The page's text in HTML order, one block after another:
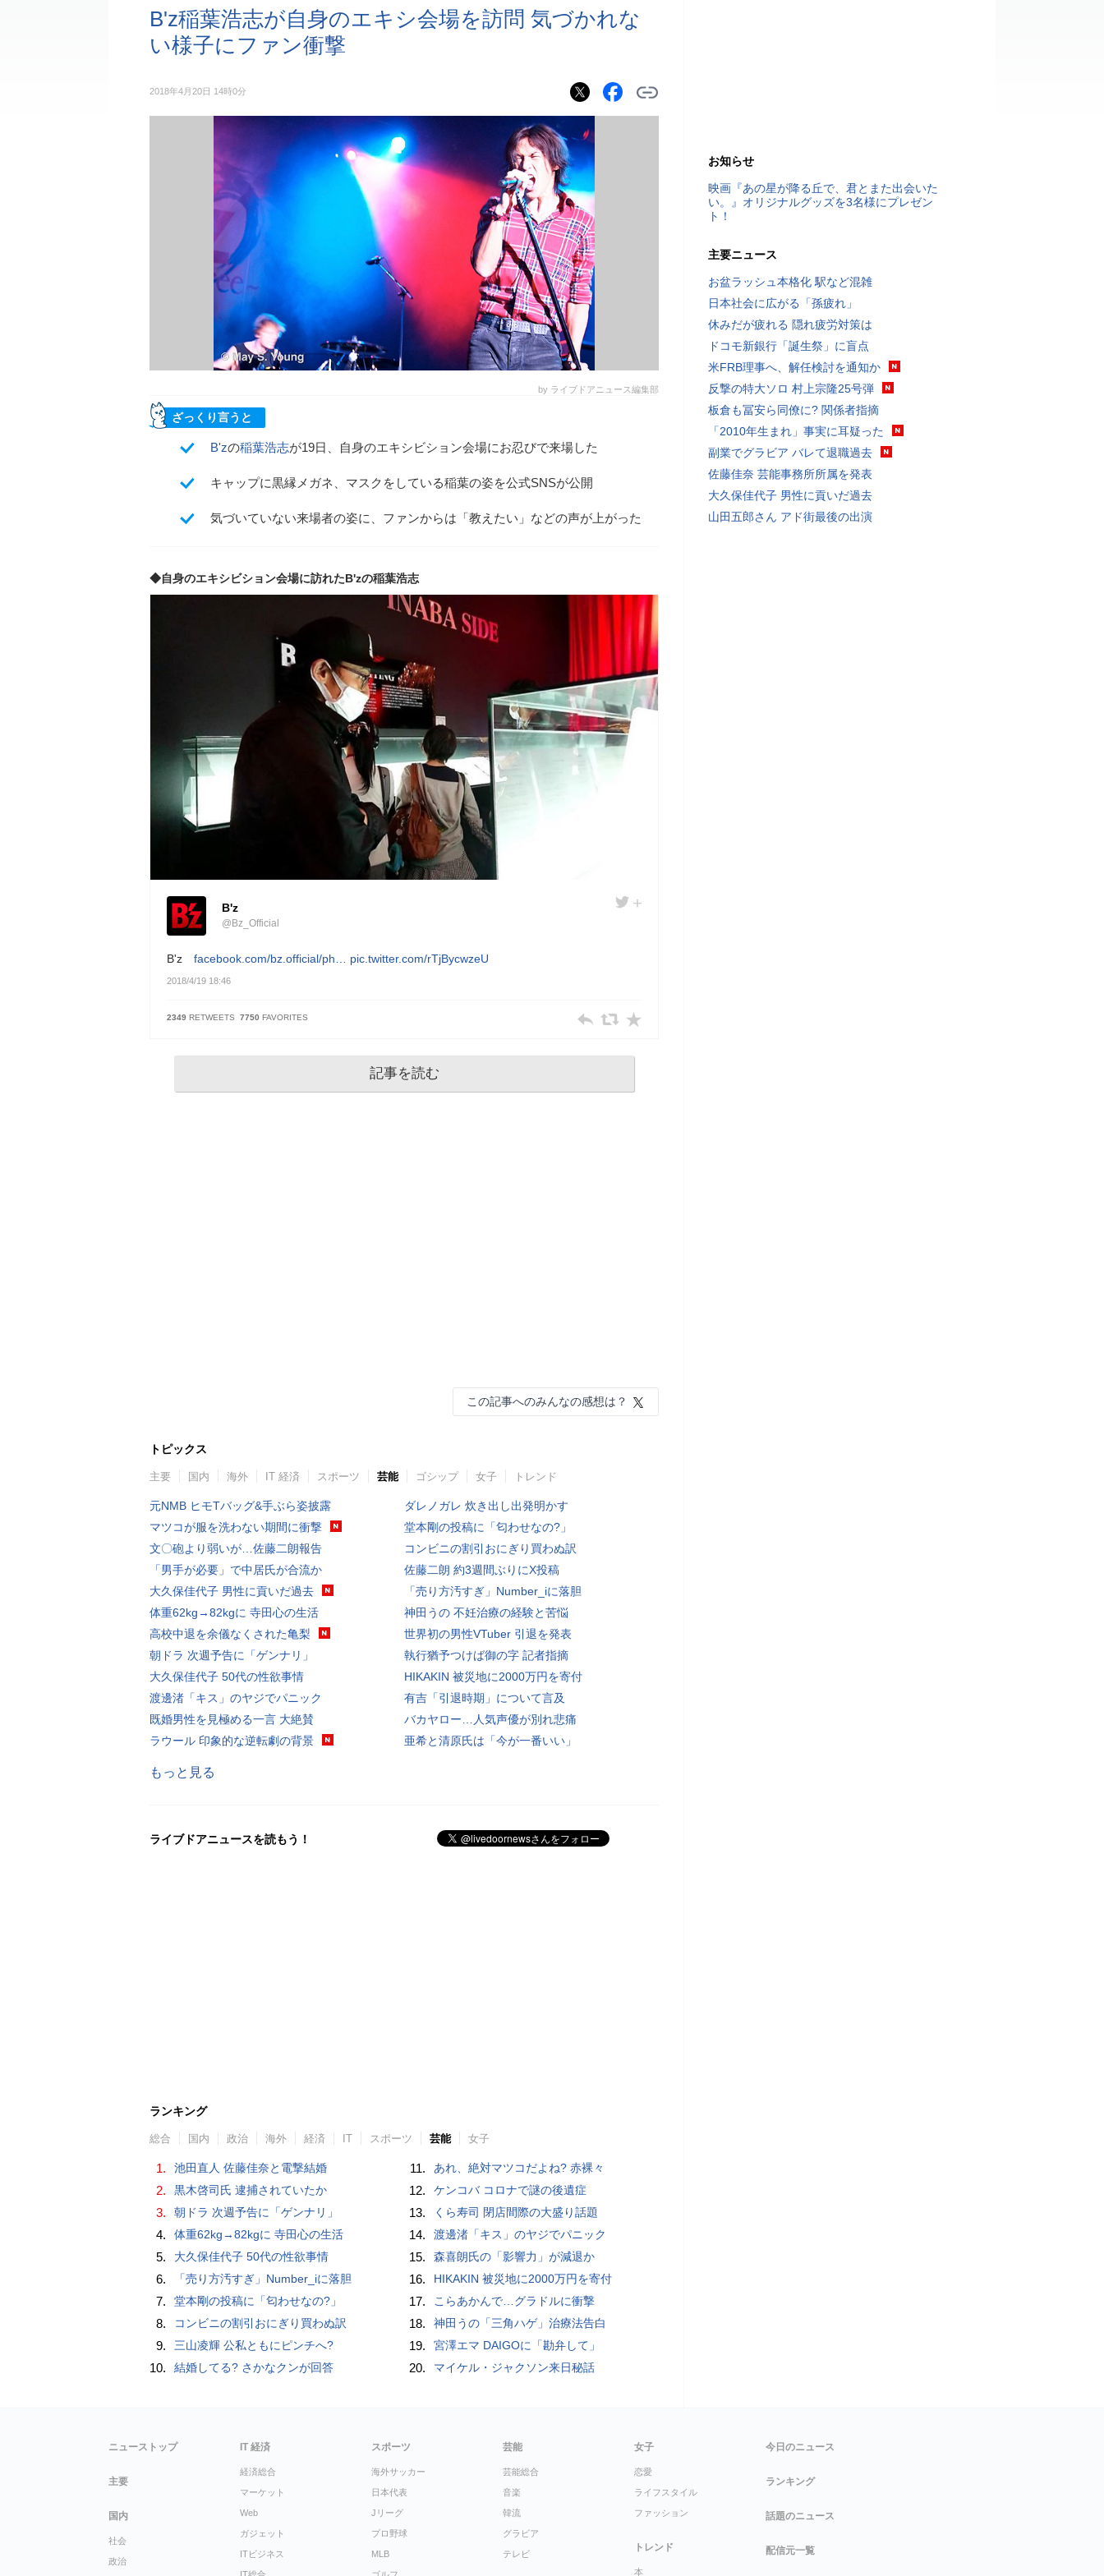
B'z稲葉浩志が自身のエキシ会場を訪問 気づかれな
い様子にファン衝撃
2018年4月20日 14時0分
by ライブドアニュース編集部
ざっくり言うと
B'zの稲葉浩志が19日、自身のエキシビション会場にお忍びで来場した
キャップに黒縁メガネ、マスクをしている稲葉の姿を公式SNSが公開
気づいていない来場者の姿に、ファンからは「教えたい」などの声が上がった
◆自身のエキシビション会場に訪れたB'zの稲葉浩志
B'z
@Bz_Official
B'z facebook.com/bz.official/ph… pic.twitter.com/rTjBycwzeU
2018/4/19 18:46
2349 RETWEETS 7750 FAVORITES
記事を読む
この記事へのみんなの感想は？
トピックス
主要 国内 海外 IT 経済 スポーツ 芸能 ゴシップ 女子 トレンド
元NMB ヒモTバッグ&手ぶら姿披露
マツコが服を洗わない期間に衝撃
文〇砲より弱いが…佐藤二朗報告
「男手が必要」で中居氏が合流か
大久保佳代子 男性に貢いだ過去
体重62kg→82kgに 寺田心の生活
高校中退を余儀なくされた亀梨
朝ドラ 次週予告に「ゲンナリ」
大久保佳代子 50代の性欲事情
渡邊渚「キス」のヤジでパニック
既婚男性を見極める一言 大絶賛
ラウール 印象的な逆転劇の背景
ダレノガレ 炊き出し出発明かす
堂本剛の投稿に「匂わせなの?」
コンビニの割引おにぎり買わぬ訳
佐藤二朗 約3週間ぶりにX投稿
「売り方汚すぎ」Number_iに落胆
神田うの 不妊治療の経験と苦悩
世界初の男性VTuber 引退を発表
執行猶予つけば御の字 記者指摘
HIKAKIN 被災地に2000万円を寄付
有吉「引退時期」について言及
バカヤロー…人気声優が別れ悲痛
亜希と清原氏は「今が一番いい」
もっと見る
ライブドアニュースを読もう！
ランキング
総合 国内 政治 海外 経済 IT スポーツ 芸能 女子
1. 池田直人 佐藤佳奈と電撃結婚
2. 黒木啓司氏 逮捕されていたか
3. 朝ドラ 次週予告に「ゲンナリ」
4. 体重62kg→82kgに 寺田心の生活
5. 大久保佳代子 50代の性欲事情
6. 「売り方汚すぎ」Number_iに落胆
7. 堂本剛の投稿に「匂わせなの?」
8. コンビニの割引おにぎり買わぬ訳
9. 三山凌輝 公私ともにピンチへ?
10. 結婚してる? さかなクンが回答
11. あれ、絶対マツコだよね? 赤裸々
12. ケンコバ コロナで謎の後遺症
13. くら寿司 閉店間際の大盛り話題
14. 渡邊渚「キス」のヤジでパニック
15. 森喜朗氏の「影響力」が減退か
16. HIKAKIN 被災地に2000万円を寄付
17. こらあかんで…グラドルに衝撃
18. 神田うの「三角ハゲ」治療法告白
19. 宮澤エマ DAIGOに「勘弁して」
20. マイケル・ジャクソン来日秘話
お知らせ
映画『あの星が降る丘で、君とまた出会いた
い。』オリジナルグッズを3名様にプレゼン
ト！
主要ニュース
お盆ラッシュ本格化 駅など混雑
日本社会に広がる「孫疲れ」
休みだが疲れる 隠れ疲労対策は
ドコモ新銀行「誕生祭」に盲点
米FRB理事へ、解任検討を通知か
反撃の特大ソロ 村上宗隆25号弾
板倉も冨安ら同僚に? 関係者指摘
「2010年生まれ」事実に耳疑った
副業でグラビア バレて退職過去
佐藤佳奈 芸能事務所所属を発表
大久保佳代子 男性に貢いだ過去
山田五郎さん アド街最後の出演
ニューストップ
主要
国内
社会
政治
IT 経済
経済総合
マーケット
Web
ガジェット
ITビジネス
スポーツ
海外サッカー
日本代表
Jリーグ
プロ野球
MLB
芸能
芸能総合
音楽
韓流
グラビア
テレビ
女子
恋愛
ライフスタイル
ファッション
トレンド
本
今日のニュース
ランキング
話題のニュース
配信元一覧